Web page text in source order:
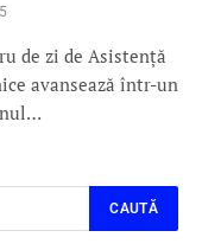
de zi de Asistență
avansează într-un